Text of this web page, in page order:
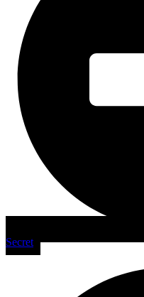
Secret